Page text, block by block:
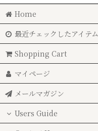
Home
最近チェックしたアイテム
Shopping Cart
マイページ
メールマガジン
Users Guide